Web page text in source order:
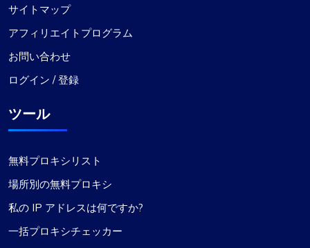
サイトマップ
アフィリエイトプログラム
お問い合わせ
ログイン / 登録
ツール
無料プロキシリスト
場所別の無料プロキシ
私の IP アドレスは何ですか?
一括プロキシチェッカー